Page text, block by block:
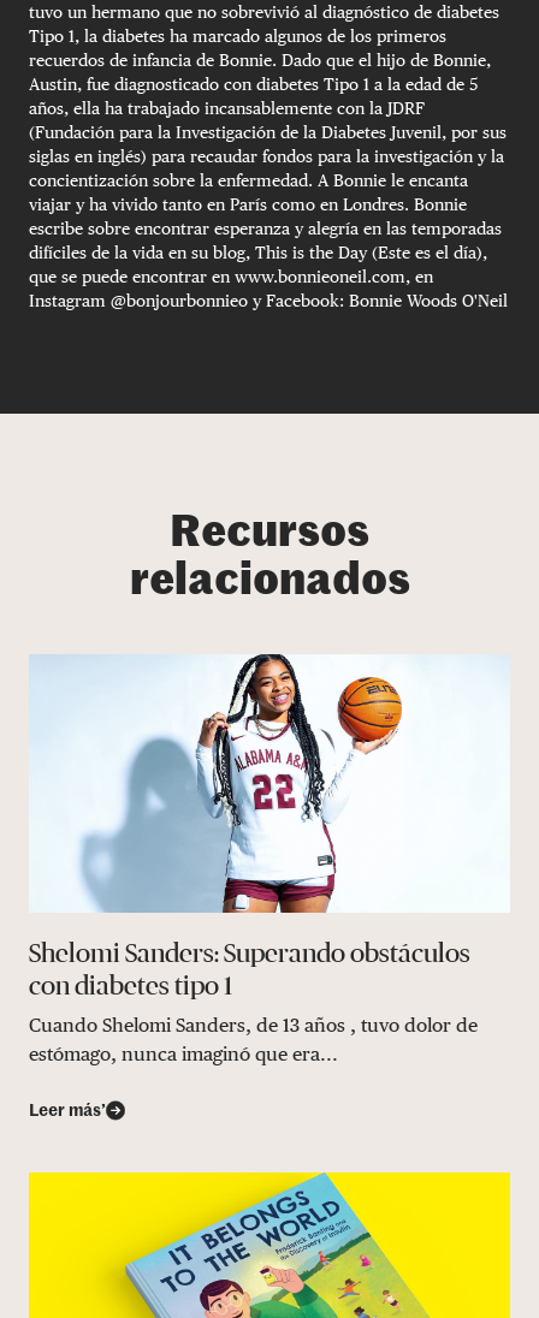
tuvo un hermano que no sobrevivió al diagnóstico de diabetes
Tipo 1, la diabetes ha marcado algunos de los primeros
recuerdos de infancia de Bonnie. Dado que el hijo de Bonnie,
Austin, fue diagnosticado con diabetes Tipo 1 a la edad de 5
años, ella ha trabajado incansablemente con la JDRF
(Fundación para la Investigación de la Diabetes Juvenil, por sus
siglas en inglés) para recaudar fondos para la investigación y la
concientización sobre la enfermedad. A Bonnie le encanta
viajar y ha vivido tanto en París como en Londres. Bonnie
escribe sobre encontrar esperanza y alegría en las temporadas
difíciles de la vida en su blog, This is the Day (Este es el día),
que se puede encontrar en www.bonnieoneil.com, en
Instagram @bonjourbonnieo y Facebook: Bonnie Woods O'Neil
Recursos
relacionados
Shelomi Sanders: Superando obstáculos
con diabetes tipo 1
Cuando Shelomi Sanders, de 13 años , tuvo dolor de
estómago, nunca imaginó que era...
Leer más’